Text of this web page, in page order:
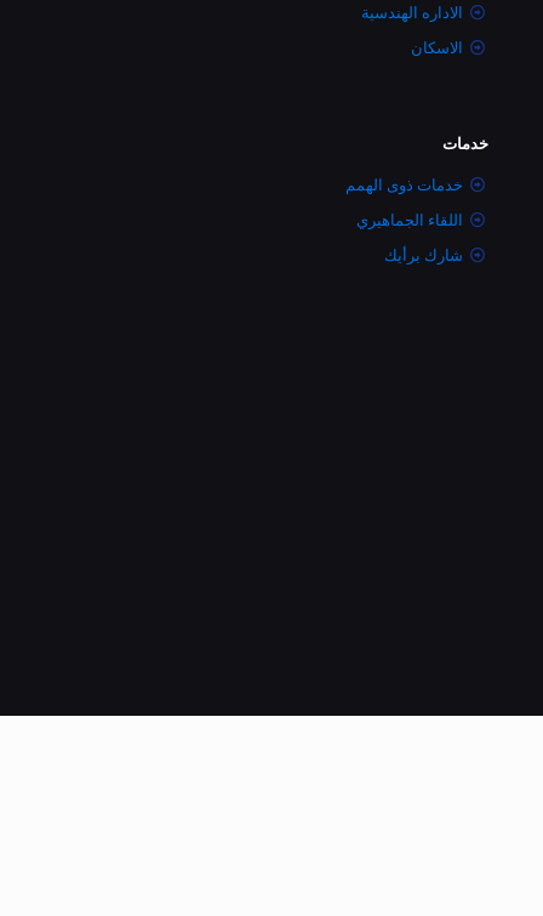
الاداره الهندسية
الاسكان
خدمات
خدمات ذوى الهمم
اللقاء الجماهيري
شارك برأيك